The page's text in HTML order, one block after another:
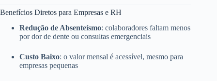
Benefícios Diretos para Empresas e RH
Redução de Absenteísmo: colaboradores faltam menos
por dor de dente ou consultas emergenciais
Custo Baixo: o valor mensal é acessível, mesmo para
empresas pequenas